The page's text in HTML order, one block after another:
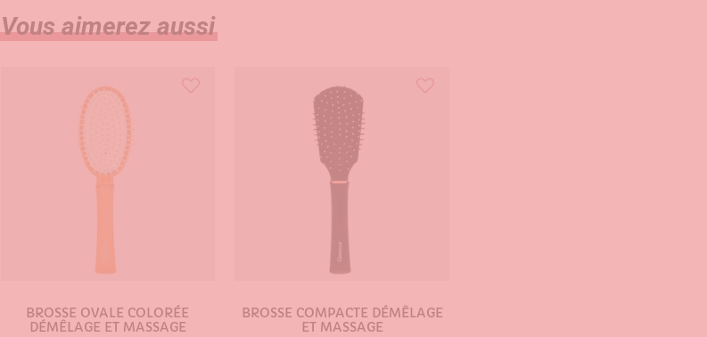
Vous aimerez aussi
BROSSE OVALE COLORÉE
DÉMÊLAGE ET MASSAGE
BROSSE COMPACTE DÉMÊLAGE
ET MASSAGE